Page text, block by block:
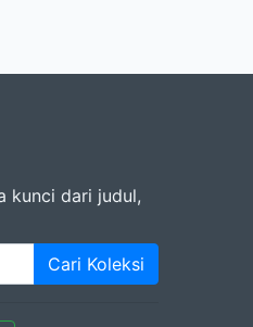
kunci dari judul,
Cari Koleksi